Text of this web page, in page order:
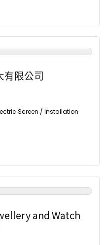
有限公司
Screen / Installation
and Watch